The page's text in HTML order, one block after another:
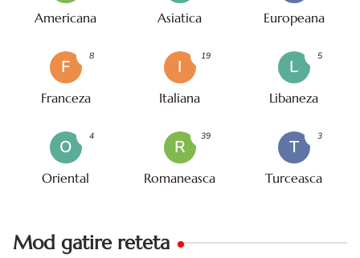
Americana Asiatica Europeana
F
Franceza
8
I
Italiana
19
L
Libaneza
5
O
Oriental
4
R
Romaneasca
39
T
Turceasca
3
Mod gatire reteta